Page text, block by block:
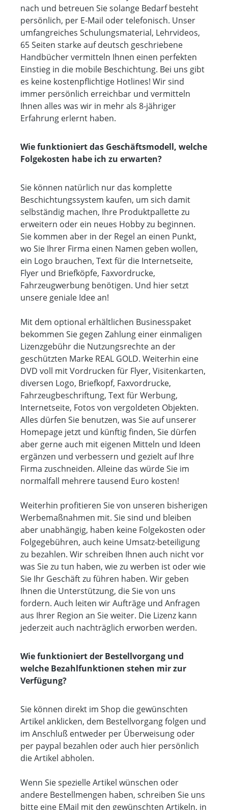
nach und betreuen Sie solange Bedarf besteht
persönlich, per E-Mail oder telefonisch. Unser
umfangreiches Schulungsmaterial, Lehrvideos,
65 Seiten starke auf deutsch geschriebene
Handbücher vermitteln Ihnen einen perfekten
Einstieg in die mobile Beschichtung. Bei uns gibt
es keine kostenpflichtige Hotlines! Wir sind
immer persönlich erreichbar und vermitteln
Ihnen alles was wir in mehr als 8-jähriger
Erfahrung erlernt haben.
Wie funktioniert das Geschäftsmodell, welche
Folgekosten habe ich zu erwarten?
Sie können natürlich nur das komplette
Beschichtungssystem kaufen, um sich damit
selbständig machen, Ihre Produktpallette zu
erweitern oder ein neues Hobby zu beginnen.
Sie kommen aber in der Regel an einen Punkt,
wo Sie Ihrer Firma einen Namen geben wollen,
ein Logo brauchen, Text für die Internetseite,
Flyer und Briefköpfe, Faxvordrucke,
Fahrzeugwerbung benötigen. Und hier setzt
unsere geniale Idee an!
Mit dem optional erhältlichen Businesspaket
bekommen Sie gegen Zahlung einer einmaligen
Lizenzgebühr die Nutzungsrechte an der
geschützten Marke REAL GOLD. Weiterhin eine
DVD voll mit Vordrucken für Flyer, Visitenkarten,
diversen Logo, Briefkopf, Faxvordrucke,
Fahrzeugbeschriftung, Text für Werbung,
Internetseite, Fotos von vergoldeten Objekten.
Alles dürfen Sie benutzen, was Sie auf unserer
Homepage jetzt und künftig finden, Sie dürfen
aber gerne auch mit eigenen Mitteln und Ideen
ergänzen und verbessern und gezielt auf Ihre
Firma zuschneiden. Alleine das würde Sie im
normalfall mehrere tausend Euro kosten!
Weiterhin profitieren Sie von unseren bisherigen
Werbemaßnahmen mit. Sie sind und bleiben
aber unabhängig, haben keine Folgekosten oder
Folgegebühren, auch keine Umsatz-beteiligung
zu bezahlen. Wir schreiben Ihnen auch nicht vor
was Sie zu tun haben, wie zu werben ist oder wie
Sie Ihr Geschäft zu führen haben. Wir geben
Ihnen die Unterstützung, die Sie von uns
fordern. Auch leiten wir Aufträge und Anfragen
aus Ihrer Region an Sie weiter. Die Lizenz kann
jederzeit auch nachträglich erworben werden.
Wie funktioniert der Bestellvorgang und
welche Bezahlfunktionen stehen mir zur
Verfügung?
Sie können direkt im Shop die gewünschten
Artikel anklicken, dem Bestellvorgang folgen und
im Anschluß entweder per Überweisung oder
per paypal bezahlen oder auch hier persönlich
die Artikel abholen.
Wenn Sie spezielle Artikel wünschen oder
andere Bestellmengen haben, schreiben Sie uns
bitte eine EMail mit den gewünschten Artikeln, in